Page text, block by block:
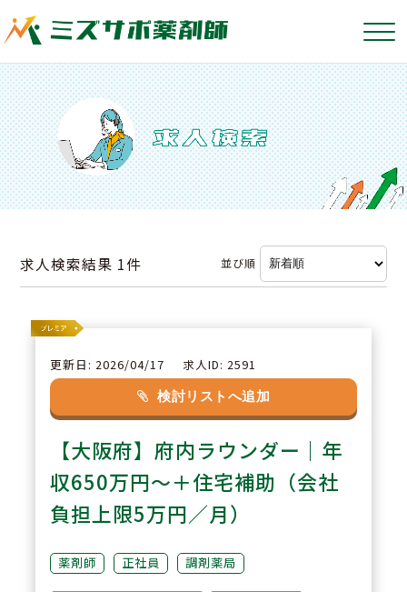
求人検索結果 1件 並び順
更新日: 2026/04/17 求人ID: 2591
検討リストへ追加
【大阪府】府内ラウンダー｜年
収650万円～＋住宅補助（会社
負担上限5万円／月）
薬剤師 正社員 調剤薬局